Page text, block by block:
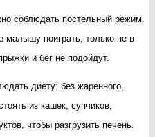
соблюдать постельный режим.
малышу поиграть, только не в
и бег не подойдут.
диету: без жаренного,
из кашек, супчиков,
чтобы разгрузить печень.